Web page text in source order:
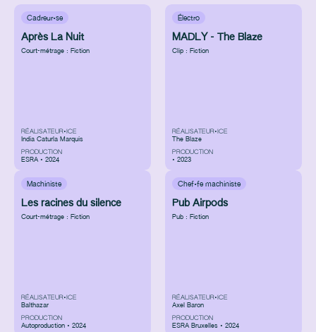
Cadreur·se
Après La Nuit
Court-métrage : Fiction
RÉALISATEUR•ICE
India Caturla Marquis
PRODUCTION
ESRA • 2024
Électro
MADLY - The Blaze
Clip : Fiction
RÉALISATEUR•ICE
The Blaze
PRODUCTION
• 2023
Machiniste
Les racines du silence
Court-métrage : Fiction
RÉALISATEUR•ICE
Balthazar
PRODUCTION
Autoproduction • 2024
Chef·fe machiniste
Pub Airpods
Pub : Fiction
RÉALISATEUR•ICE
Axel Baron
PRODUCTION
ESRA Bruxelles • 2024